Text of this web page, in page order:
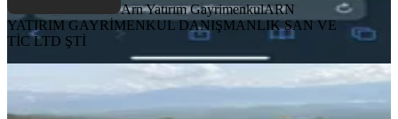
Arn Yatırım GayrimenkulARN
YATIRIM GAYRİMENKUL DANIŞMANLIK SAN VE
TİC LTD ŞTİ
Kaş Gürsu Da Müstakil Tapulu
Arsa...